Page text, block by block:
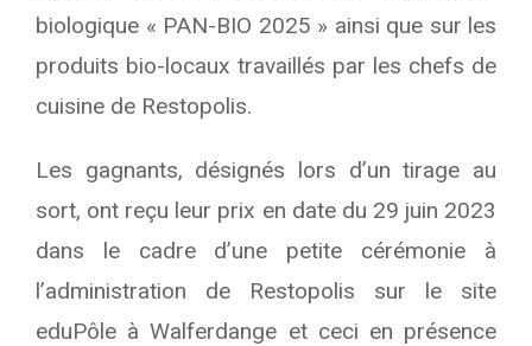
biologique « PAN-BIO 2025 » ainsi que sur les
produits bio-locaux travaillés par les chefs de
cuisine de Restopolis.
Les gagnants, désignés lors d’un tirage au
sort, ont reçu leur prix en date du 29 juin 2023
dans le cadre d’une petite cérémonie à
l’administration de Restopolis sur le site
eduPôle à Walferdange et ceci en présence